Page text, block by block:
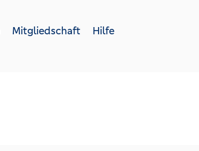
Mitgliedschaft Hilfe